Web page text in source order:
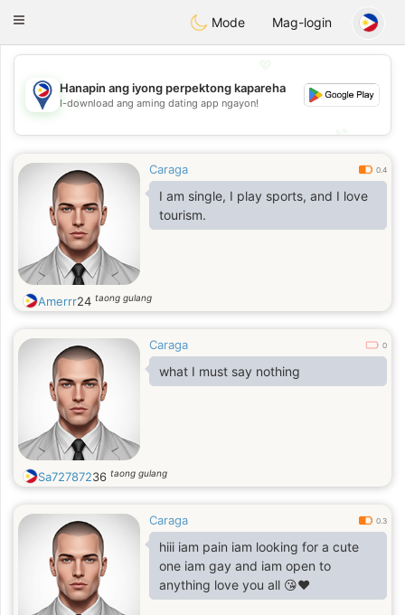
PhilippinesChat
Toggle
Mode Mag-login
💖
💕
Hanapin ang iyong perpektong kapareha
I-download ang aming dating app ngayon!
Caraga 0.4
I am single, I play sports, and I love
tourism.
Amerrr24 taong gulang
Caraga 0
what I must say nothing
Sa72787236 taong gulang
Caraga 0.3
hiii iam pain iam looking for a cute
one iam gay and iam open to
anything love you all 😘❤️